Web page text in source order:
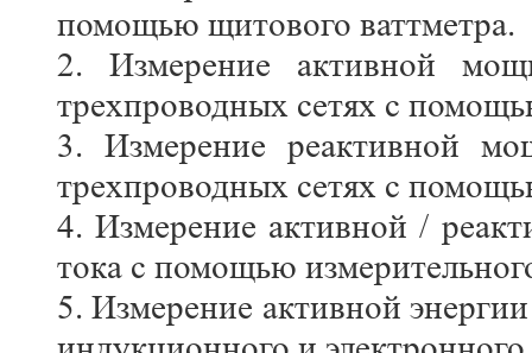
помощью щитового ваттметра.
2. Измерение активной
трехпроводных сетях с
3. Измерение реактивной
трехпроводных сетях с
4. Измерение активной /
тока с помощью
5. Измерение активной